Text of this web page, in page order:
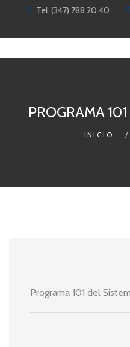
Tel. (347) 788 20 40
PROGRAMA
INICIO
Programa 101 del